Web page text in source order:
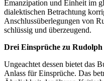
Emanzipation und Einheit im
dialektischen Betrachtung
Anschlussüberlegungen von
schlüssig und überzeugend.
Drei Einsprüche zu Rudolph
Ungeachtet dessen bietet das
Anlass für Einsprüche. Das